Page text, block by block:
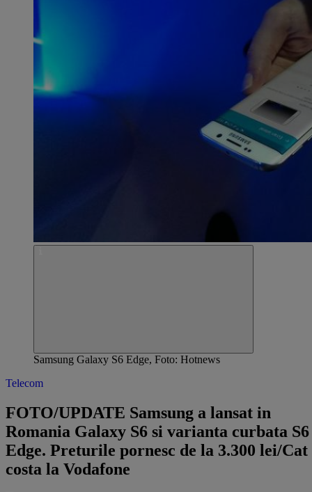
Samsung Galaxy S6 Edge, Foto: Hotnews
Telecom
FOTO/UPDATE Samsung a lansat in
Romania Galaxy S6 si varianta curbata S6
Edge. Preturile pornesc de la 3.300 lei/Cat
costa la Vodafone